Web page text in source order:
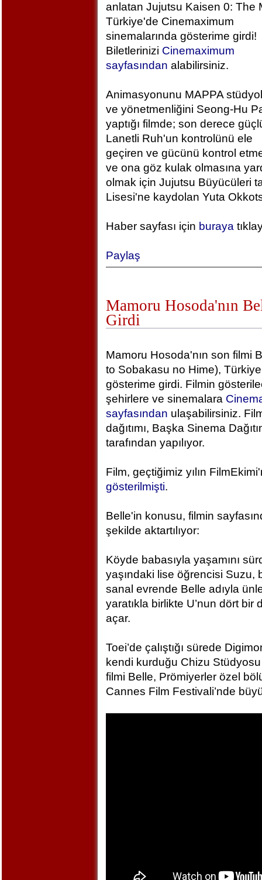
anlatan Jujutsu Kaisen 0: The
Türkiye'de Cinemaximum
sinemalarında gösterime girdi!
Biletlerinizi Cinemaximum
sayfasından alabilirsiniz.
Animasyonunu MAPPA
ve yönetmenliğini Seong-Hu
yaptığı filmde; son derece
Lanetli Ruh'un kontrolünü ele
geçiren ve gücünü kontrol
ve ona göz kulak olmasına
olmak için Jujutsu Büyücüleri
Lisesi'ne kaydolan Yuta
Haber sayfası için buraya
Paylaş
Mamoru Hosoda'nın
Girdi
Mamoru Hosoda'nın son filmi
to Sobakasu no Hime),
gösterime girdi. Filmin
şehirlere ve sinemalara
sayfasından ulaşabilirsiniz.
dağıtımı, Başka Sinema
tarafından yapılıyor.
Film, geçtiğimiz yılın
gösterilmişti.
Belle'in konusu, filmin
şekilde aktartılıyor:
Köyde babasıyla yaşamını
yaşındaki lise öğrencisi Suzu,
sanal evrende Belle adıyla
yaratıkla birlikte U’nun dört
açar.
Toei’de çalıştığı sürede
kendi kurduğu Chizu
filmi Belle, Prömiyerler özel
Cannes Film Festivali’nde